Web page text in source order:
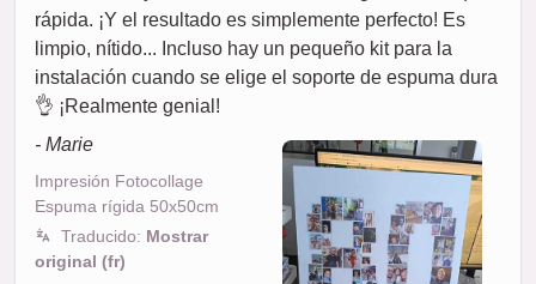
rápida. ¡Y el resultado es simplemente perfecto! Es
limpio, nítido... Incluso hay un pequeño kit para la
instalación cuando se elige el soporte de espuma dura
👌 ¡Realmente genial!
- Marie
Impresión Fotocollage
Espuma rígida 50x50cm
Traducido: Mostrar
original (fr)